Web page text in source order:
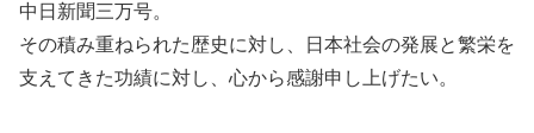
中日新聞三万号。
その積み重ねられた歴史に対し、日本社会の発展と繁栄を
支えてきた功績に対し、心から感謝申し上げたい。